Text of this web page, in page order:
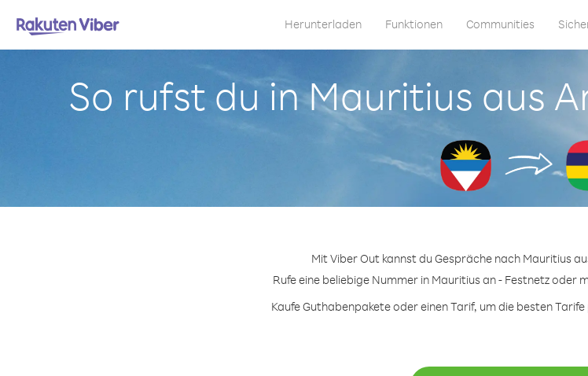
Herunterladen Funktionen Communities
So rufst du in Mauritius aus
Mit Viber Out kannst du Gespräche nach Mauritius
Rufe eine beliebige Nummer in Mauritius an - Festnetz oder
Kaufe Guthabenpakete oder einen Tarif, um die besten